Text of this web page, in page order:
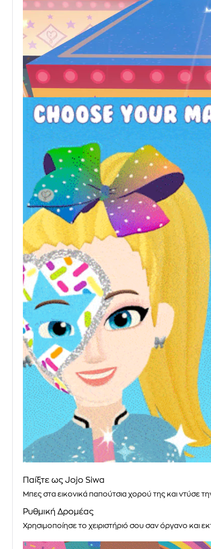
Παίξτε ως Jojo Siwa
Μπες στα εικονικά παπούτσια χορού της και ντύσε
Ρυθμική Δρομέας
Χρησιμοποίησε το χειριστήριό σου σαν όργανο και